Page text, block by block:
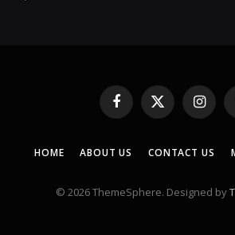
Facebook
X
(Twitter)
HOME ABOUT US CONTACT US
© 2026 ThemeSphere. Designed by